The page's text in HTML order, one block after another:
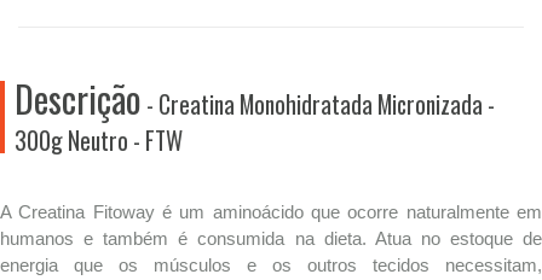
Descrição - Creatina Monohidratada Micronizada -
300g Neutro - FTW
A Creatina Fitoway é um aminoácido que ocorre naturalmente em
humanos e também é consumida na dieta. Atua no estoque de
energia que os músculos e os outros tecidos necessitam,